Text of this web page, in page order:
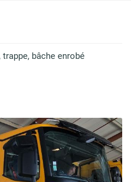
à recevoir nos propositions
dessus. Vous pouvez vous
formulaire de désinscription.
trappe, bâche enrobé